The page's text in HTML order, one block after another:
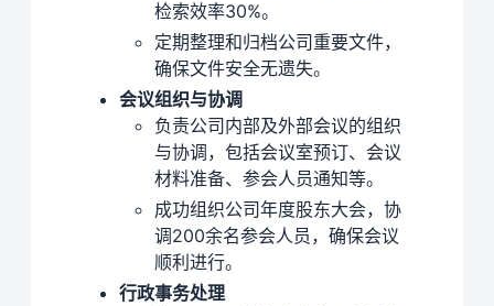
检索效率30%。
定期整理和归档公司重要文件，
确保文件安全无遗失。
会议组织与协调
负责公司内部及外部会议的组织
与协调，包括会议室预订、会议
材料准备、参会人员通知等。
成功组织公司年度股东大会，协
调200余名参会人员，确保会议
顺利进行。
行政事务处理